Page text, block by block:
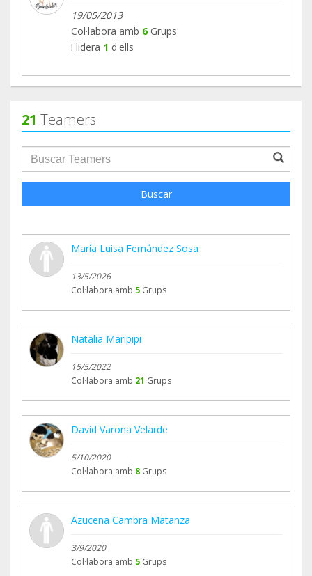
19/05/2013
Col·labora amb 6Grups
i lidera 1 d'ells
21 Teamers
groupProfile.searchForm.search.text???
Buscar
María Luisa Fernández Sosa
13/5/2026
Col·labora amb 5 Grups
Natalia Maripipi
15/5/2022
Col·labora amb 21 Grups
David Varona Velarde
5/10/2020
Col·labora amb 8 Grups
Azucena Cambra Matanza
3/9/2020
Col·labora amb 5 Grups